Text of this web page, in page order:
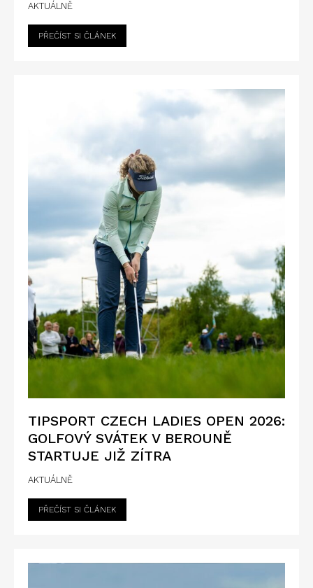
AKTUÁLNĚ
PŘEČÍST SI ČLÁNEK
TIPSPORT CZECH LADIES OPEN 2026:
GOLFOVÝ SVÁTEK V BEROUNĚ
STARTUJE JIŽ ZÍTRA
AKTUÁLNĚ
PŘEČÍST SI ČLÁNEK